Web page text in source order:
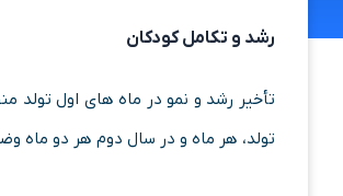
رشد و تکامل کودکان
تأخیر رشد و نمو در ماه های اول تولد
تولد، هر ماه و در سال دوم هر دو ماه